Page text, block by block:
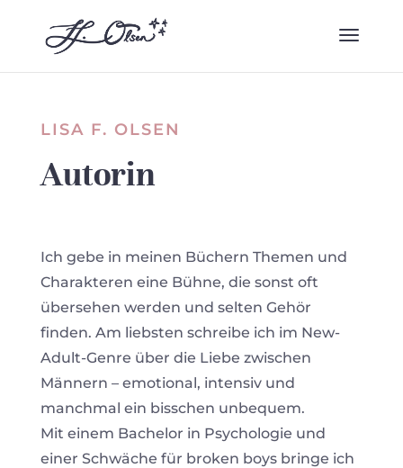
LISA F. OLSEN
Autorin
Ich gebe in meinen Büchern Themen und
Charakteren eine Bühne, die sonst oft
übersehen werden und selten Gehör
finden. Am liebsten schreibe ich im New-
Adult-Genre über die Liebe zwischen
Männern – emotional, intensiv und
manchmal ein bisschen unbequem.
Mit einem Bachelor in Psychologie und
einer Schwäche für broken boys bringe ich